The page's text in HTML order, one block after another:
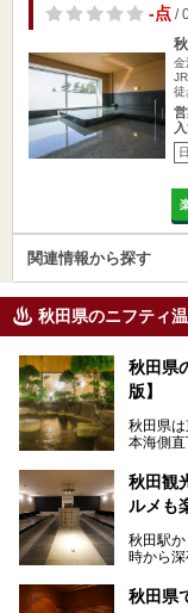
-点/
金
徒
関連情報から探す
秋田県のニフティ
秋田県
版】
秋田県
本海側直
界自然
国定公
「あきた
ハタハ
す。
げ」な
役立つ
秋田観
ルメも
秋田駅
時から
岩盤浴
観光に
秋田県